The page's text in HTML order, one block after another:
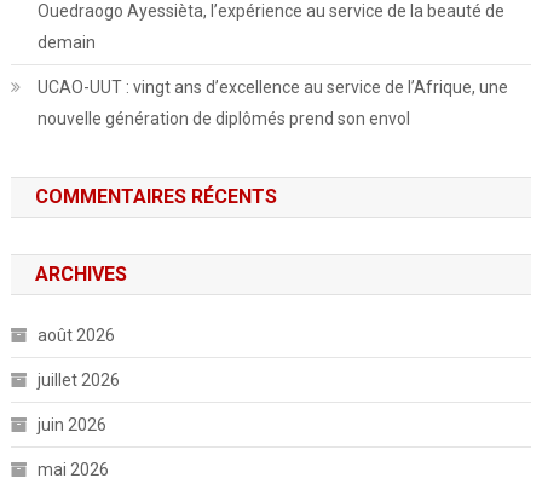
Ouedraogo Ayessièta, l’expérience au service de la beauté de
demain
UCAO-UUT : vingt ans d’excellence au service de l’Afrique, une
nouvelle génération de diplômés prend son envol
COMMENTAIRES RÉCENTS
ARCHIVES
août 2026
juillet 2026
juin 2026
mai 2026